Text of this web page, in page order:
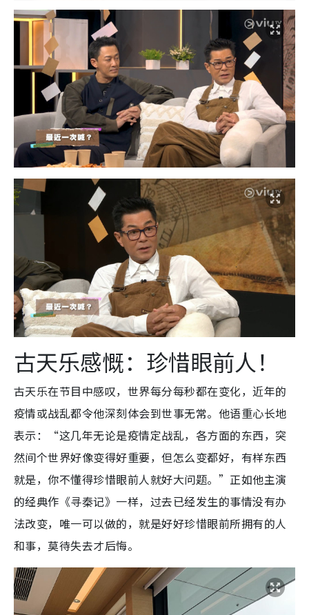
古天乐感慨：珍惜眼前人！
古天乐在节目中感叹，世界每分每秒都在变化，近年的
疫情或战乱都令他深刻体会到世事无常。他语重心长地
表示：“这几年无论是疫情定战乱，各方面的东西，突
然间个世界好像变得好重要，但怎么变都好，有样东西
就是，你不懂得珍惜眼前人就好大问题。”正如他主演
的经典作《寻秦记》一样，过去已经发生的事情没有办
法改变，唯一可以做的，就是好好珍惜眼前所拥有的人
和事，莫待失去才后悔。